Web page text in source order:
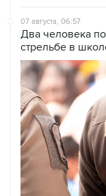
07 августа, 06:57
Два человека
стрельбе в